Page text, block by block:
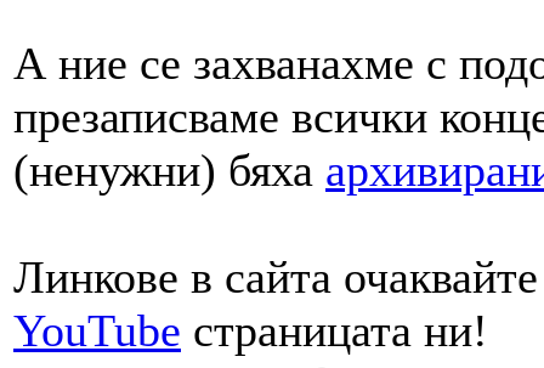
А ние се захванахме с
презаписваме всички
(ненужни) бяха
Линкове в сайта
YouTube страницата ни!